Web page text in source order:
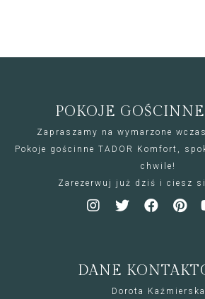
POKOJE
Zapraszamy na wymarzone
Pokoje gościnne TADOR Komfort,
chwile!
Zarezerwuj już dziś i ciesz
DANE
Dorota Kaźmierska